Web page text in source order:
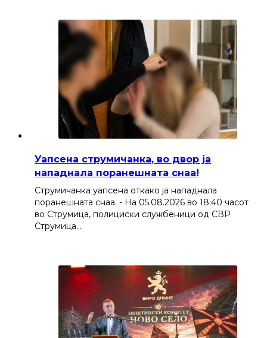
Уапсена струмичанка, во двор ја
нападнала поранешната снаа!
Струмичанка уапсена откако ја нападнала
поранешната снаа. - На 05.08.2026 во 18:40 часот
во Струмица, полициски службеници од СВР
Струмица…